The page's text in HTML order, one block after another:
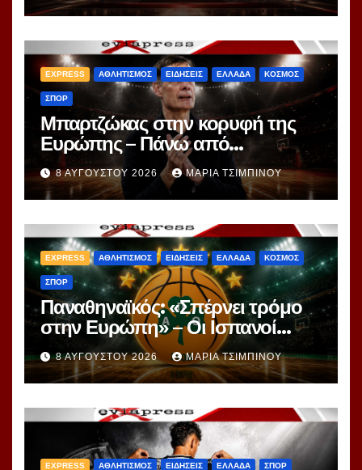
EXPRESS ΑΘΛΗΤΙΣΜΟΣ ΕΙΔΗΣΕΙΣ ΕΛΛΑΔΑ ΚΟΣΜΟΣ
ΣΠΟΡ
Μπαρτζώκας στην κορυφή της
Ευρώπης – Πάνω από
Γιασικεβίτσιους και
Ομπράντοβιτς στο power
ranking!
8 ΑΥΓΟΎΣΤΟΥ 2026 ΜΑΡΊΑ ΤΣΙΜΠΙΝΟΎ
EXPRESS ΑΘΛΗΤΙΣΜΟΣ ΕΙΔΗΣΕΙΣ ΕΛΛΑΔΑ ΚΟΣΜΟΣ
ΣΠΟΡ
Παναθηναϊκός: «Σπέρνει τρόμο
στην Ευρώπη» – Οι Ισπανοί
βλέπουν μια πράσινη
υπερομάδα!
8 ΑΥΓΟΎΣΤΟΥ 2026 ΜΑΡΊΑ ΤΣΙΜΠΙΝΟΎ
EXPRESS ΑΘΛΗΤΙΣΜΟΣ ΕΙΔΗΣΕΙΣ ΕΛΛΑΔΑ ΣΠΟΡ